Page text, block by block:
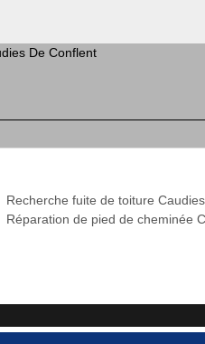
De Conflent
Recherche fuite de toiture
Réparation de pied de cheminée